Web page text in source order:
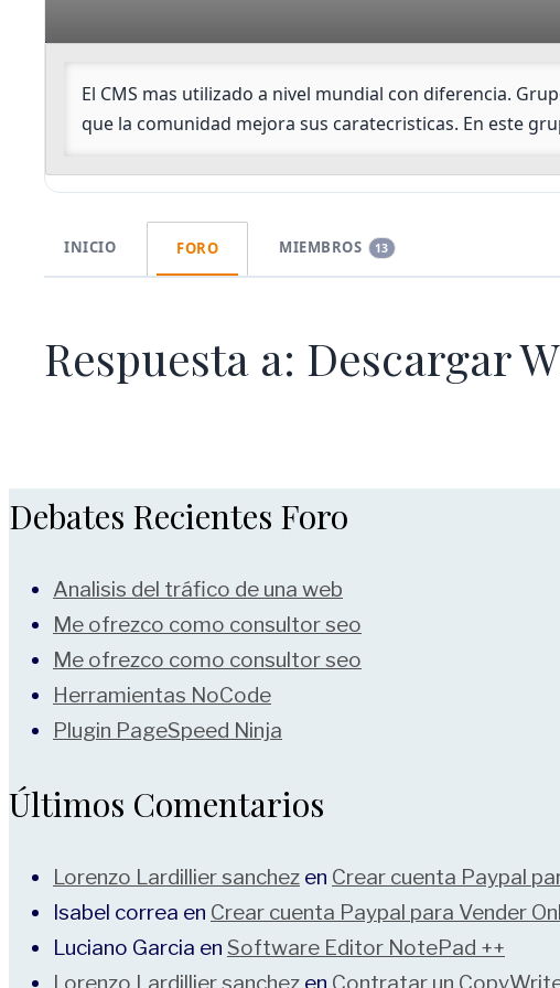
grupo
El CMS mas utilizado a nivel mundial con diferencia.
que la comunidad mejora sus caratecristicas. En este
INICIO FORO MIEMBROS 13
Respuesta a: Descargar
Debates Recientes Foro
Analisis del tráfico de una web
Me ofrezco como consultor seo
Me ofrezco como consultor seo
Herramientas NoCode
Plugin PageSpeed Ninja
Últimos Comentarios
Lorenzo Lardillier sanchez en Crear cuenta Paypal
Isabel correa en Crear cuenta Paypal para Vender
Luciano Garcia en Software Editor NotePad ++
Lorenzo Lardillier sanchez en Contratar un